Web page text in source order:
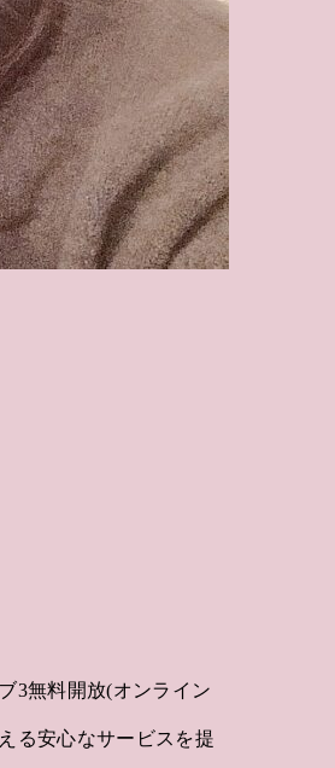
3無料開放(オンライン
る安心なサービスを提